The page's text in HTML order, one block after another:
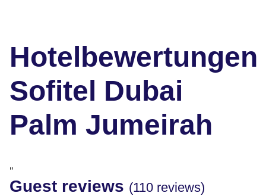
Hotelbewertungen
Sofitel Dubai
Palm Jumeirah
"
Guest reviews (110 reviews)